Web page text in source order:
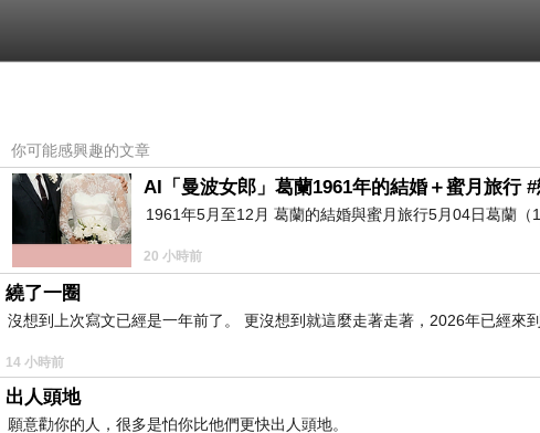
你可能感興趣的文章
AI「曼波女郎」葛蘭1961年的結婚＋蜜月旅行
1961年5月至12月 葛蘭的結婚與蜜月旅行5月04日葛蘭
20 小時前
繞了一圈
沒想到上次寫文已經是一年前了。 更沒想到就這麼走著走著，2026年已經來
14 小時前
出人頭地
願意勸你的人，很多是怕你比他們更快出人頭地。